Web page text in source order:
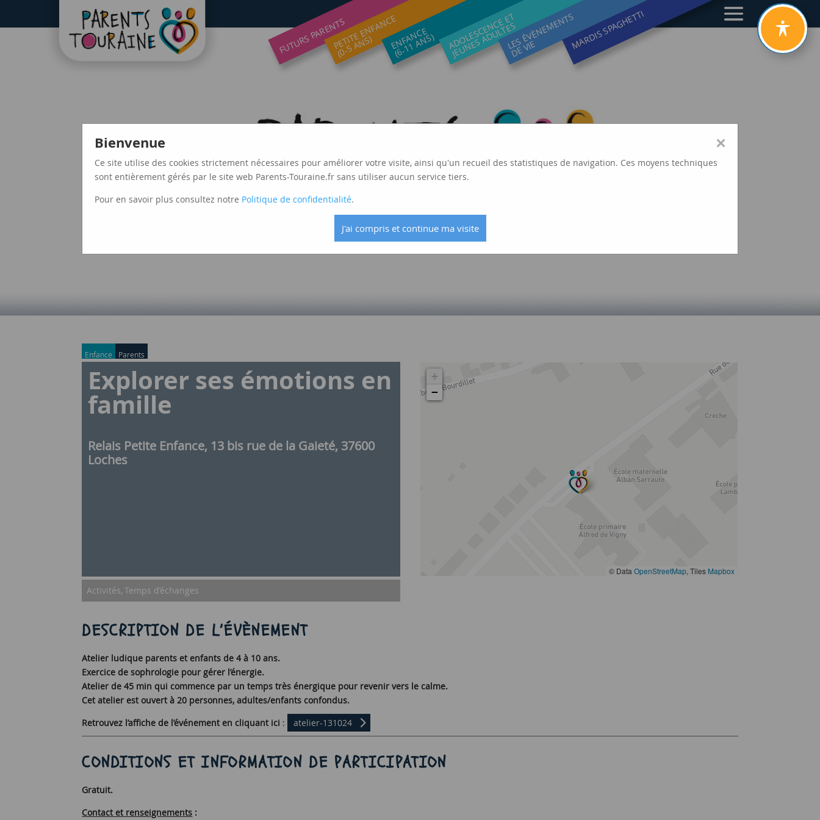
FUTURS PARENTSPETITE ENFANCE
(0-5 ANS) ENFANCE
(6-11 ANS) ADOLESCENCE ET
JEUNES ADULTESLES ÉVÈNEMENTS
DE VIE MARDIS SPAGHETTI
Enfance Parents
Explorer ses émotions en
famille
Relais Petite Enfance, 13 bis rue de la Gaieté, 37600
Loches
+
−
© Data OpenStreetMap, Tiles Mapbox
Activités Temps d’échanges
DESCRIPTION DE L’ÉVÈNEMENT
Atelier ludique parents et enfants de 4 à 10 ans.
Exercice de sophrologie pour gérer l’énergie.
Atelier de 45 min qui commence par un temps très énergique pour revenir vers le calme.
Cet atelier est ouvert à 20 personnes, adultes/enfants confondus.
Retrouvez l’affiche de l’événement en cliquant ici : atelier-131024
CONDITIONS ET INFORMATION DE PARTICIPATION
Gratuit.
Contact et renseignements :
×
Bienvenue
Ce site utilise des cookies strictement nécessaires pour améliorer votre visite, ainsi qu'un recueil des statistiques de navigation. Ces moyens techniques
sont entièrement gérés par le site web Parents-Touraine.fr sans utiliser aucun service tiers.
Pour en savoir plus consultez notre Politique de confidentialité.
J'ai compris et continue ma visite